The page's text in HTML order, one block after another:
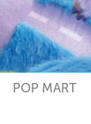
POP MART